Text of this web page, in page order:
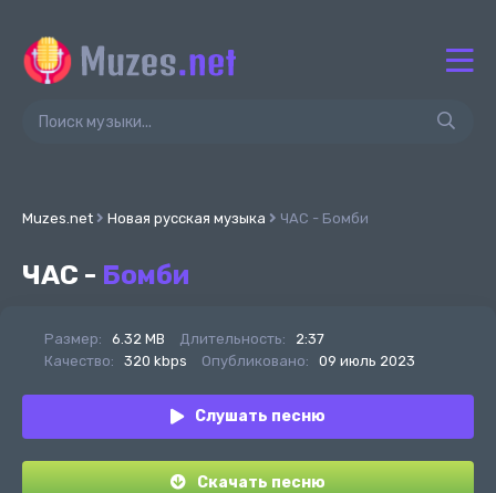
Muzes.net Новая русская музыка ЧАС - Бомби
ЧАС - Бомби
Размер: 6.32 MB Длительность:
2:37
Качество:
320 kbps Опубликовано: 09 июль 2023
Слушать песню
Скачать песню